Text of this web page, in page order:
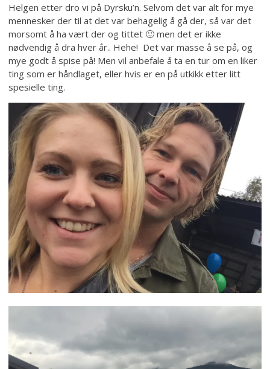
Helgen etter dro vi på Dyrsku’n. Selvom det var alt for mye
mennesker der til at det var behagelig å gå der, så var det
morsomt å ha vært der og tittet 🙂 men det er ikke
nødvendig å dra hver år.. Hehe! Det var masse å se på, og
mye godt å spise på! Men vil anbefale å ta en tur om en liker
ting som er håndlaget, eller hvis er en på utkikk etter litt
spesielle ting.